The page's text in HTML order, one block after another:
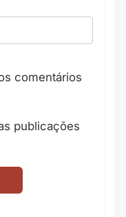
comentários
publicações